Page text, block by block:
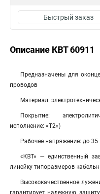
Быстрый заказ
Описание КВТ 60911
Предназначены для
проводов
Материал:
Покрытие:
исполнение: «Т2»)
Рабочее напряжение: до 35
«КВТ» — единственный
линейку типоразмеров
Высококачественное
гарантирует надежную